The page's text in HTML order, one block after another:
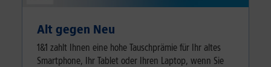
Alt gegen Neu
1&1 zahlt Ihnen eine hohe Tauschprämie für Ihr altes
Smartphone, Ihr Tablet oder Ihren Laptop, wenn Sie